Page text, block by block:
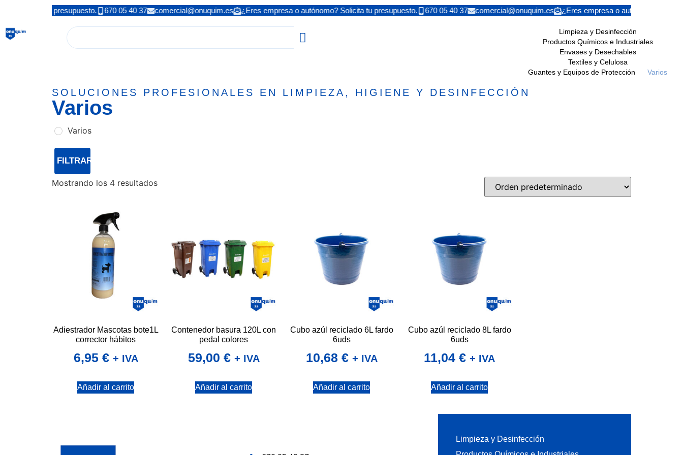
Solicita tu presupuesto. 670 05 40 37 comercial@onuquim.es ¿Eres empresa o autónomo? Solicita tu presupuesto. 670 05 40 37 comercial@onuquim.es ¿Eres empresa o autónomo?
Limpieza y Desinfección
Productos Químicos e Industriales
Envases y Desechables
Textiles y Celulosa
Guantes y Equipos de Protección
Varios
SOLUCIONES PROFESIONALES EN LIMPIEZA, HIGIENE Y DESINFECCIÓN
Varios
Varios
FILTRAR
Mostrando los 4 resultados
Adiestrador Mascotas bote1L
corrector hábitos
6,95 € + IVA
Añadir al carrito
Contenedor basura 120L con
pedal colores
59,00 € + IVA
Añadir al carrito
Cubo azúl reciclado 6L fardo
6uds
10,68 € + IVA
Añadir al carrito
Cubo azúl reciclado 8L fardo
6uds
11,04 € + IVA
Añadir al carrito
Limpieza y Desinfección